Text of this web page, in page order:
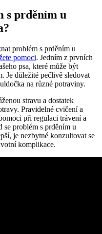
s prděním u
problém s prděním u
pomoci. Jedním z prvních
psa, které může být
Je důležité pečlivě sledovat
na různé potraviny.
stravu a dostatek
Pravidelné cvičení a
při regulaci trávení a
se problém s prděním u
je nezbytné konzultovat se
komplikace.